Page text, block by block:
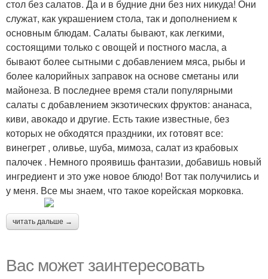
стол без салатов. Да и в будние дни без них никуда! Они
служат, как украшением стола, так и дополнением к
основным блюдам. Салаты бывают, как легкими,
состоящими только с овощей и постного масла, а
бывают более сытными с добавлением мяса, рыбы и
более калорийных заправок на основе сметаны или
майонеза. В последнее время стали популярными
салаты с добавлением экзотических фруктов: ананаса,
киви, авокадо и другие. Есть такие известные, без
которых не обходятся праздники, их готовят все:
винегрет , оливье, шуба, мимоза, салат из крабовых
палочек . Немного проявишь фантазии, добавишь новый
ингредиент и это уже новое блюдо! Вот так получились и
у меня. Все мы знаем, что такое корейская морковка.
читать дальше →
Вас может заинтересовать